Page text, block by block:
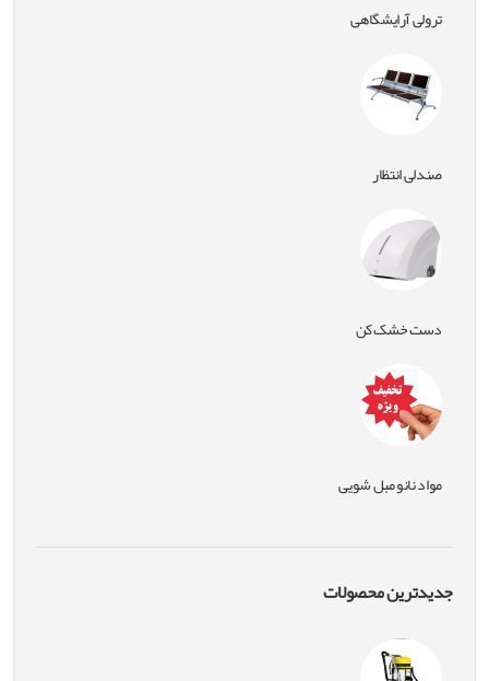
ترولی آرایشگاهی
صندلی انتظار
دست خشک کن
مواد نانو مبل شویی
جدیدترین محصولات